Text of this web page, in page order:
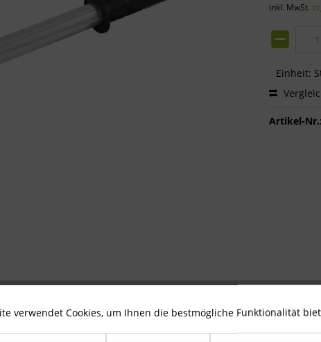
inkl. MwSt.
Einheit:
Artikel-Nr.:
verwendet Cookies, um Ihnen die bestmögliche Funktionalität